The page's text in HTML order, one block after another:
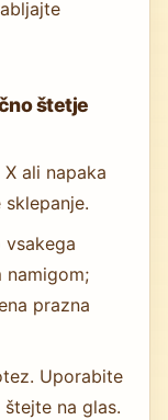
štetje
ali napaka
vsakega
namigom;
prazna
Uporabite
na glas.